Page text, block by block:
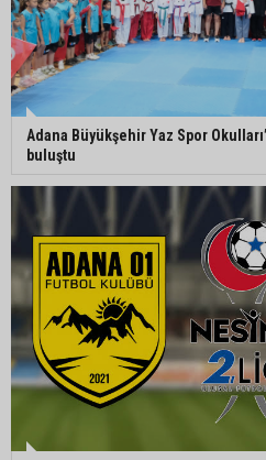
CHP Adana
“Ortadoğu’da
AOSB’de
CHP
netleşiyor
Adana Büyükşehir Yaz Spor
buluştu